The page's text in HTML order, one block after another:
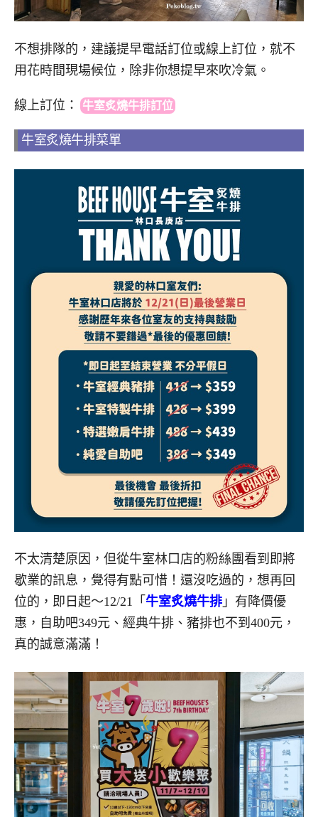
不想排隊的，建議提早電話訂位或線上訂位，就不
用花時間現場候位，除非你想提早來吹冷氣。
線上訂位 ： 牛室炙燒牛排訂位
牛室炙燒牛排菜單
不太清楚原因，但從牛室林口店的粉絲團看到即將
歇業的訊息，覺得有點可惜！還沒吃過的，想再回
位的，即日起～12/21「 牛室炙燒牛排 」有降價優
惠，自助吧349元、經典牛排、豬排也不到400元，
真的誠意滿滿！